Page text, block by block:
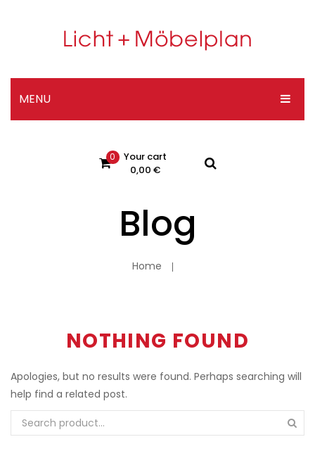
MENU
DESIGNER-SHOP
0
Your cart
0,00 €
No products in the cart.
Blog
Home
NOTHING FOUND
Apologies, but no results were found. Perhaps searching will
help find a related post.